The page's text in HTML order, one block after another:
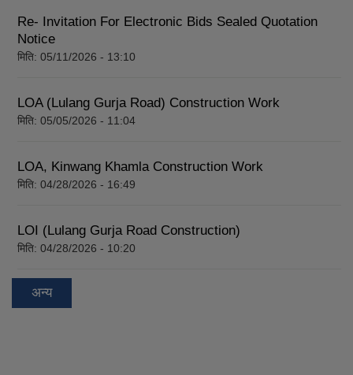
Re- Invitation For Electronic Bids Sealed Quotation
Notice
मिति: 05/11/2026 - 13:10
LOA (Lulang Gurja Road) Construction Work
मिति: 05/05/2026 - 11:04
LOA, Kinwang Khamla Construction Work
मिति: 04/28/2026 - 16:49
LOI (Lulang Gurja Road Construction)
मिति: 04/28/2026 - 10:20
अन्य